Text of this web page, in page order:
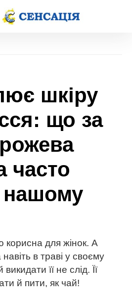
шкіру
що за
часто
нашому
корисна для жінок. А
в траві у своєму
її не слід. Її
й пити, як чай!